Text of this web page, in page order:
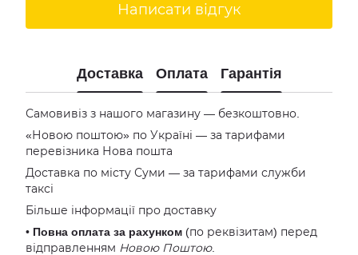
Написати відгук
Доставка Оплата Гарантія
Самовивіз з нашого магазину — безкоштовно.
«Новою поштою» по Україні — за тарифами
перевізника Нова пошта
Доставка по місту Суми — за тарифами служби
таксі
Більше інформації про доставку
• Повна оплата за рахунком (по реквізитам) перед
відправленням Новою Поштою.